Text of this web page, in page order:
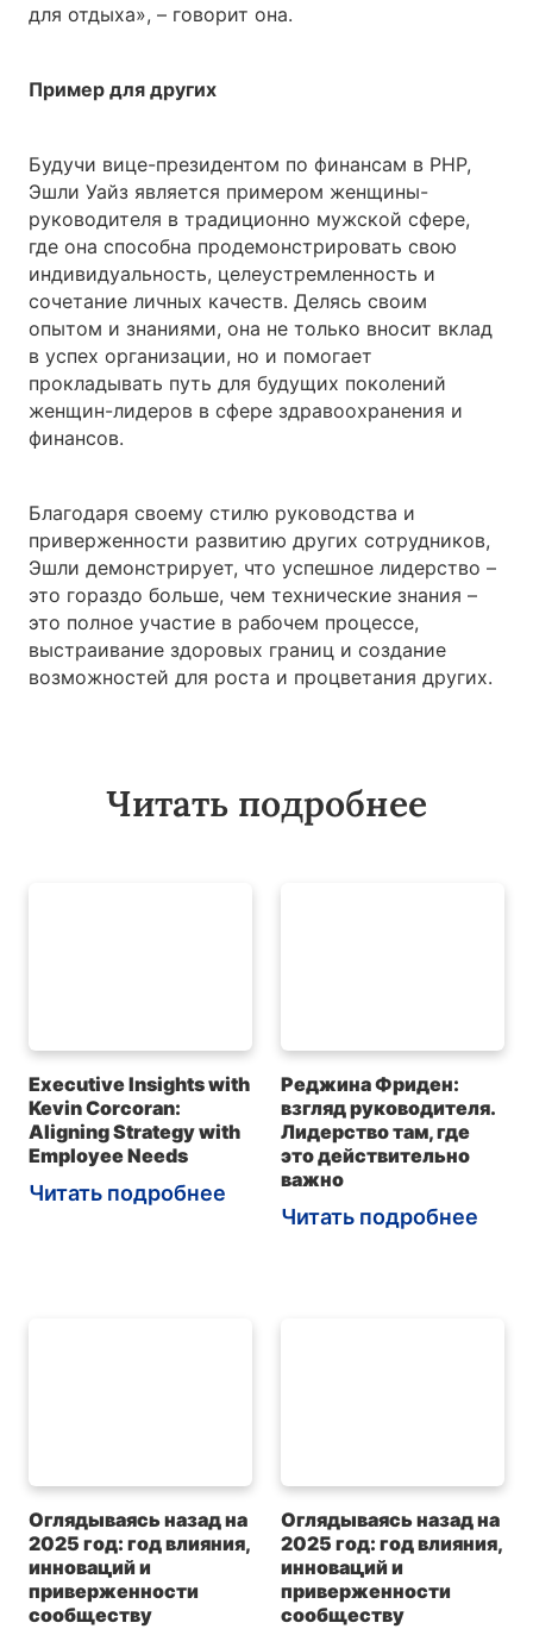
для отдыха», – говорит она.
Пример для других
Будучи вице-президентом по финансам в PHP,
Эшли Уайз является примером женщины-
руководителя в традиционно мужской сфере,
где она способна продемонстрировать свою
индивидуальность, целеустремленность и
сочетание личных качеств. Делясь своим
опытом и знаниями, она не только вносит вклад
в успех организации, но и помогает
прокладывать путь для будущих поколений
женщин-лидеров в сфере здравоохранения и
финансов.
Благодаря своему стилю руководства и
приверженности развитию других сотрудников,
Эшли демонстрирует, что успешное лидерство –
это гораздо больше, чем технические знания –
это полное участие в рабочем процессе,
выстраивание здоровых границ и создание
возможностей для роста и процветания других.
Читать подробнее
Executive Insights with
Kevin Corcoran:
Aligning Strategy with
Employee Needs
Читать подробнее
Реджина Фриден:
взгляд руководителя.
Лидерство там, где
это действительно
важно
Читать подробнее
Оглядываясь назад на
2025 год: год влияния,
инноваций и
приверженности
сообществу
Оглядываясь назад на
2025 год: год влияния,
инноваций и
приверженности
сообществу